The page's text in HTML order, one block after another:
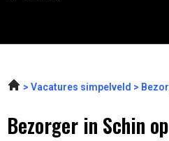
Vacatures simpelveld
Bezorger in Schin